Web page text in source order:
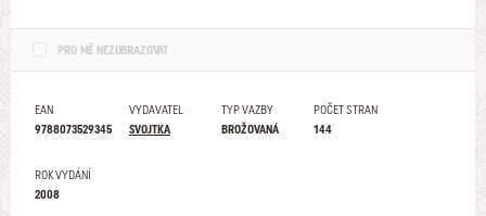
PRO MĚ NEZOBRAZOVAT
EAN
9788073529345
VYDAVATEL
SVOJTKA
TYP VAZBY
BROŽOVANÁ
POČET STRAN
144
ROK VYDÁNÍ
2008